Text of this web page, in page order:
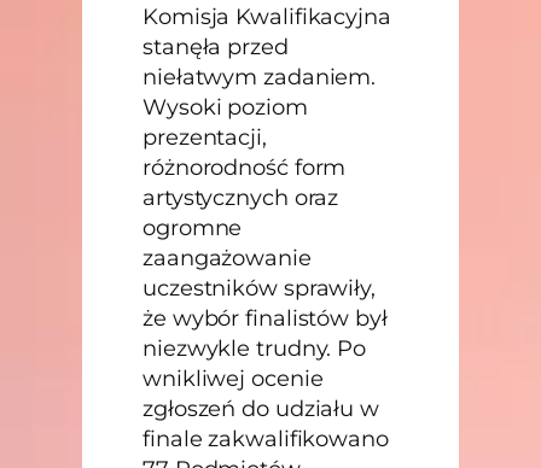
Komisja Kwalifikacyjna
stanęła przed
niełatwym zadaniem.
Wysoki poziom
prezentacji,
różnorodność form
artystycznych oraz
ogromne
zaangażowanie
uczestników sprawiły,
że wybór finalistów był
niezwykle trudny. Po
wnikliwej ocenie
zgłoszeń do udziału w
finale zakwalifikowano